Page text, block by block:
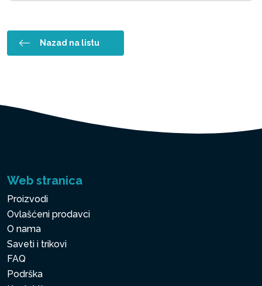
Nazad na listu
Web stranica
Proizvodi
Ovlašćeni prodavci
O nama
Saveti i trikovi
FAQ
Podrška